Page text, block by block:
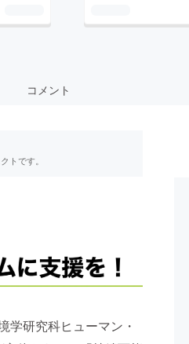
コメント
トです。
学研究科ヒューマン・